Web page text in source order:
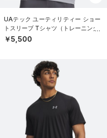
UAテック ユーティリティー ショー
トスリーブ Tシャツ（トレーニング/
MEN）
￥5,500